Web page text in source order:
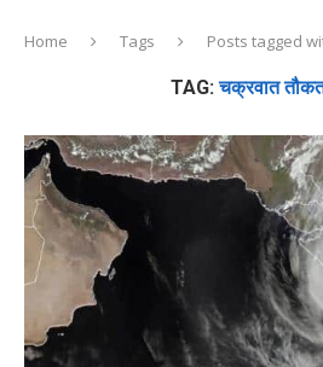
Home Tags Posts tagged
TAG:चक्रवात